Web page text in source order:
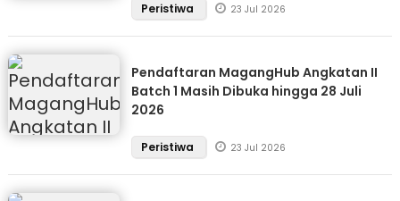
Peristiwa 23 Jul 2026
Pendaftaran MagangHub Angkatan II
Batch 1 Masih Dibuka hingga 28 Juli
2026
Peristiwa 23 Jul 2026